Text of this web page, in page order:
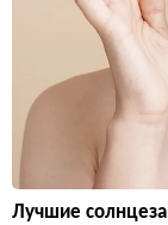
Лучшие